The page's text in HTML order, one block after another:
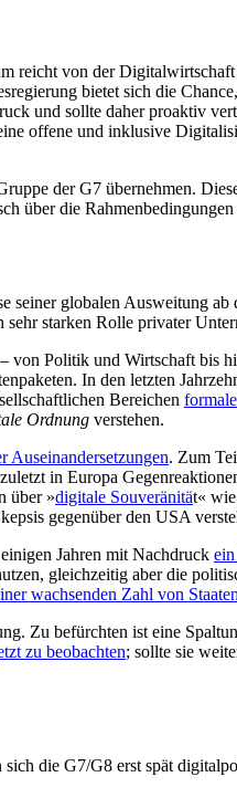
reicht von der
bietet sich die
und sollte daher proaktiv
offene und inklusive
der G7 über­nehmen.
über die
seiner globalen Ausweitung
starken Rolle privater
Politik und Wirtschaft bis
In den letzten
Bereichen
Ordnung verstehen.
Auseinandersetzungen. Zum
in Europa
über »digitale Souverä­nität«
gegenüber den USA
Jahren mit Nachdruck
gleichzeitig aber die
wachsenden Zahl von Staaten
Zu befürchten ist eine
zu beobachten; sollte sie
die G7/G8 erst spät